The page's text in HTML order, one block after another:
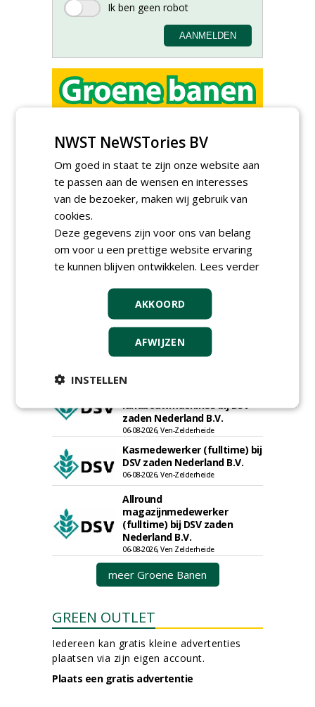
Boomtotaalzorg32-40 uur
30-07-2026, Schalkwijk
Boominspecteur bij
Boomtotaalzorg24-40 uur
30-07-2026, Schalkwijk
bij Weijtmans
22-07-2026, Udenhout
Rayon- account manager
Nederland; regio Noord &
regio Zuid
Boomrooier / boomverzorger
ETW bij Weijtmans
04-05-2026
Proefveldmedewerker/
landbouwmachines bij DSV
zaden Nederland B.V.
06-08-2026, Ven-Zelderheide
Kasmedewerker (fulltime) bij
DSV zaden Nederland B.V.
06-08-2026, Ven-Zelderheide
Allround
magazijnmedewerker
(fulltime) bij DSV zaden
Nederland B.V.
06-08-2026, Ven Zelderheide
meer Groene Banen
GREEN OUTLET
Iedereen kan gratis kleine advertenties
plaatsen via zijn eigen account.
Plaats een gratis advertentie
NWST NeWSTories BV
Om goed in staat te zijn onze website aan
te passen aan de wensen en interesses
van de bezoeker, maken wij gebruik van
cookies.
Deze gegevens zijn voor ons van belang
om voor u een prettige website ervaring
te kunnen blijven ontwikkelen. Lees verder
AKKOORD
AFWIJZEN
INSTELLEN